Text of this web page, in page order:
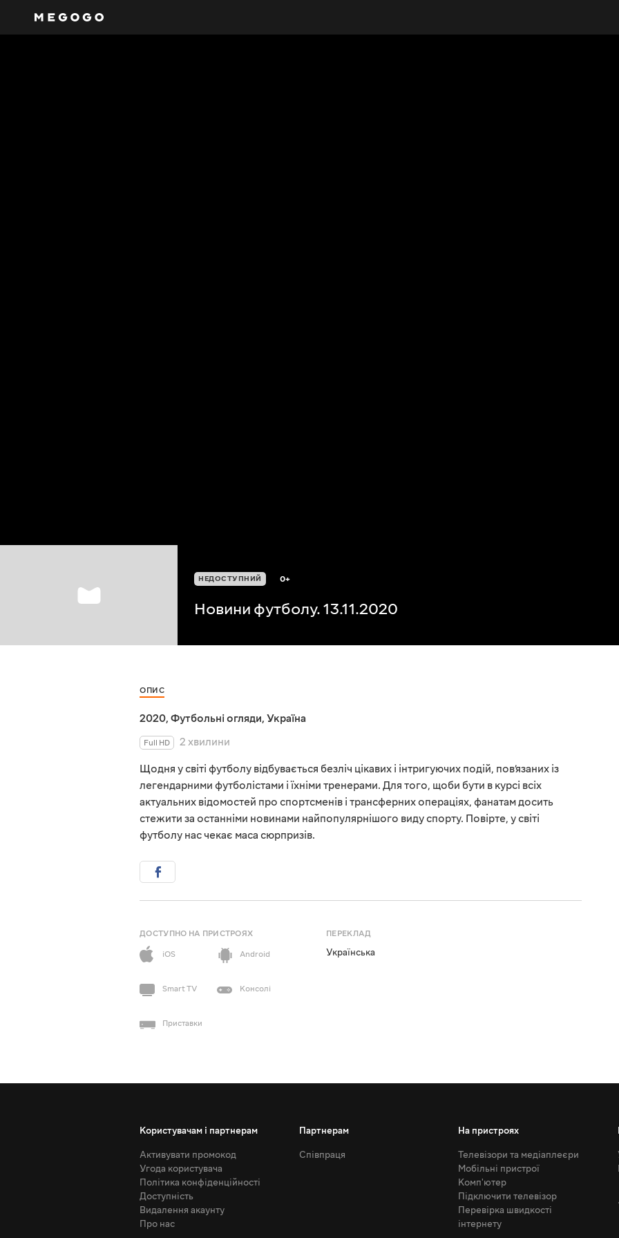
НЕДОСТУПНИЙ 0+
Новини футболу. 13.11.2020
ОПИС
2020, Футбольні огляди, Україна
Full HD
2 хвилини
Щодня у світі футболу відбувається безліч цікавих і інтригуючих подій, пов’язаних із
легендарними футболістами і їхніми тренерами. Для того, щоби бути в курсі всіх
актуальних відомостей про спортсменів і трансферних операціях, фанатам досить
стежити за останніми новинами найпопулярнішого виду спорту. Повірте, у світі
футболу нас чекає маса сюрпризів.
ДОСТУПНО НА ПРИСТРОЯХ
iOS
Android
Smart TV Консолі
Приставки
ПЕРЕКЛАД
Українська
Користувачам і партнерам
Активувати промокод
Угода користувача
Політика конфіденційності
Доступність
Видалення акаунту
Про нас
Партнерам
Співпраця
На пристроях
Телевізори та медіаплеєри
Мобільні пристрої
Комп'ютер
Підключити телевізор
Перевірка швидкості
інтернету